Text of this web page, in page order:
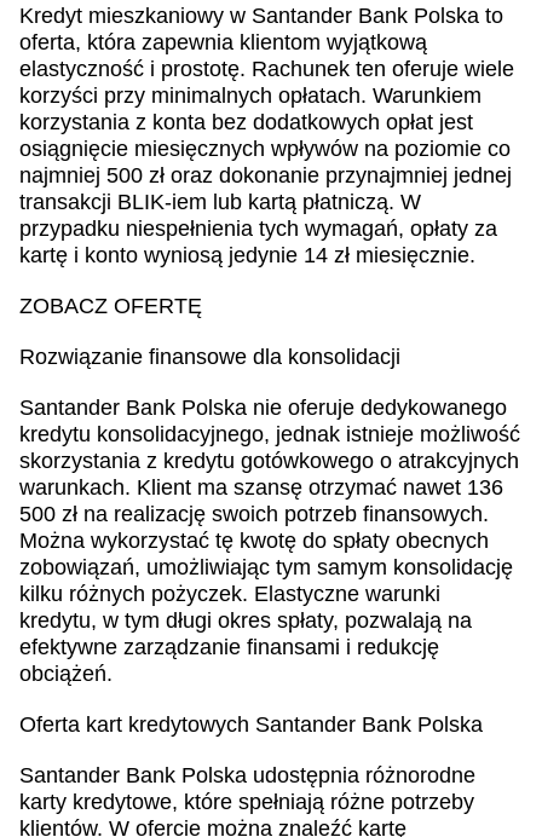
Kredyt mieszkaniowy w Santander Bank Polska to
oferta, która zapewnia klientom wyjątkową
elastyczność i prostotę. Rachunek ten oferuje wiele
korzyści przy minimalnych opłatach. Warunkiem
korzystania z konta bez dodatkowych opłat jest
osiągnięcie miesięcznych wpływów na poziomie co
najmniej 500 zł oraz dokonanie przynajmniej jednej
transakcji BLIK-iem lub kartą płatniczą. W
przypadku niespełnienia tych wymagań, opłaty za
kartę i konto wyniosą jedynie 14 zł miesięcznie.
ZOBACZ OFERTĘ
Rozwiązanie finansowe dla konsolidacji
Santander Bank Polska nie oferuje dedykowanego
kredytu konsolidacyjnego, jednak istnieje możliwość
skorzystania z kredytu gotówkowego o atrakcyjnych
warunkach. Klient ma szansę otrzymać nawet 136
500 zł na realizację swoich potrzeb finansowych.
Można wykorzystać tę kwotę do spłaty obecnych
zobowiązań, umożliwiając tym samym konsolidację
kilku różnych pożyczek. Elastyczne warunki
kredytu, w tym długi okres spłaty, pozwalają na
efektywne zarządzanie finansami i redukcję
obciążeń.
Oferta kart kredytowych Santander Bank Polska
Santander Bank Polska udostępnia różnorodne
karty kredytowe, które spełniają różne potrzeby
klientów. W ofercie można znaleźć kartę